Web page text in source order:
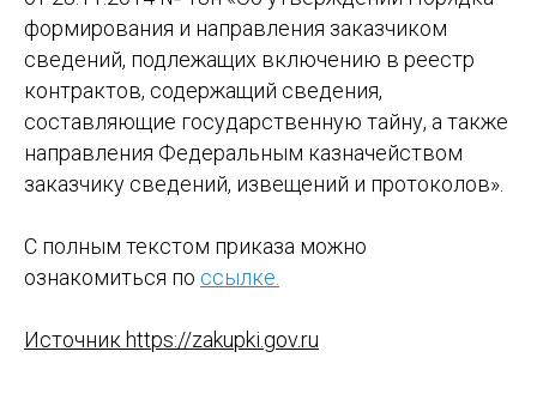
формирования и направления заказчиком
сведений, подлежащих включению в реестр
контрактов, содержащий сведения,
составляющие государственную тайну, а также
направления Федеральным казначейством
заказчику сведений, извещений и протоколов».
С полным текстом приказа можно
ознакомиться по ссылке.
Источник https://zakupki.gov.ru